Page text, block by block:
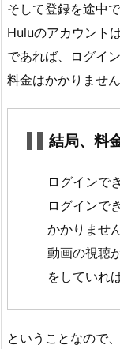
そして登録を途中
Huluのアカウント
であれば、ログイ
料金はかかりません
結局、料
ログインで
ログインで
かかりませ
動画の視聴
をしていれ
ということなので